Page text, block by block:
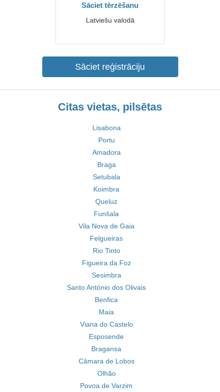
Sāciet tērzēšanu
Latviešu valodā
Sāciet reģistrāciju
Citas vietas, pilsētas
Lisabona
Portu
Amadora
Braga
Setubala
Koimbra
Queluz
Funšala
Vila Nova de Gaia
Felgueiras
Rio Tinto
Figueira da Foz
Sesimbra
Santo António dos Olivais
Benfica
Maia
Viana do Castelo
Esposende
Bragansa
Câmara de Lobos
Olhão
Povoa de Varzim